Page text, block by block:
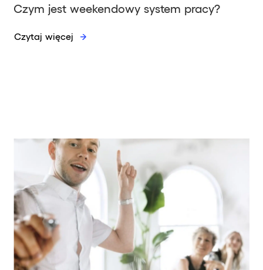
Czym jest weekendowy system pracy?
Czytaj więcej